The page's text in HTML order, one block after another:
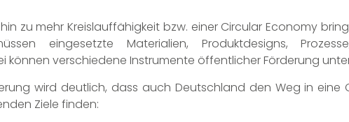
zu mehr Kreislauffähigkeit bzw. einer Circular Economy
eingesetzte Materialien, Produktdesigns,
können verschiedene Instrumente öffentlicher Förderung
wird deutlich, dass auch Deutschland den Weg in eine
Ziele finden: